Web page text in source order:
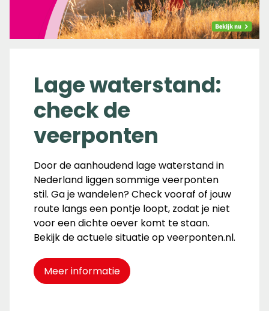
Lage waterstand:
check de
veerponten
Door de aanhoudend lage waterstand in
Nederland liggen sommige veerponten
stil. Ga je wandelen? Check vooraf of jouw
route langs een pontje loopt, zodat je niet
voor een dichte oever komt te staan.
Bekijk de actuele situatie op veerponten.nl.
Meer informatie